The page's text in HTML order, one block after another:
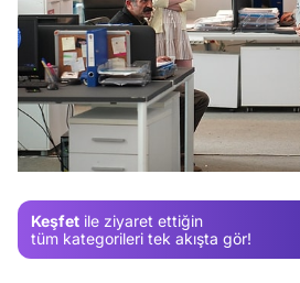
Keşfet ile ziyaret ettiğin
tüm kategorileri tek akışta gör!